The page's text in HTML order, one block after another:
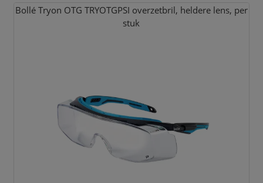
Bollé Tryon OTG TRYOTGPSI overzetbril, heldere lens, per
stuk